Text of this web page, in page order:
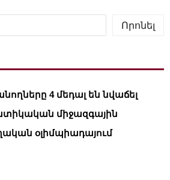
Որոնել
4 մեդալ են նվաճել
միջազգային
օլիմպիադայում